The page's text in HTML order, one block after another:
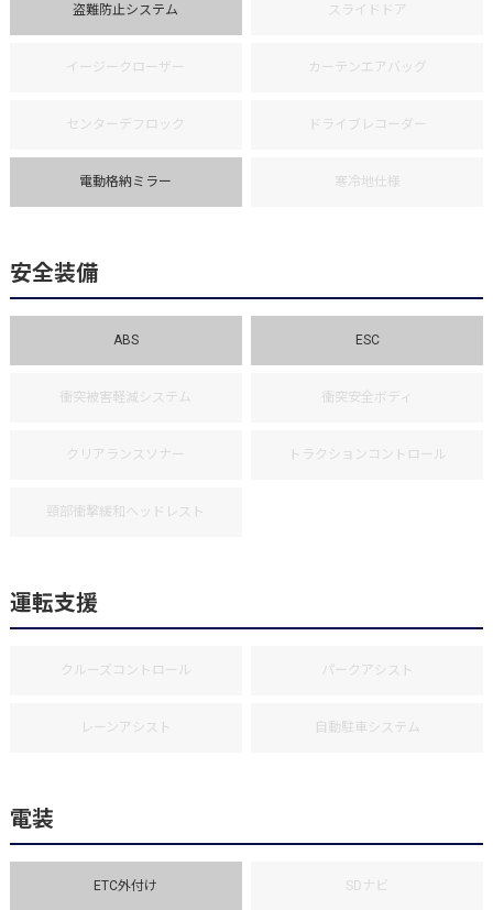
盗難防止システム スライドドア
イージークローザー カーテンエアバッグ
センターデフロック ドライブレコーダー
電動格納ミラー 寒冷地仕様
安全装備
ABS ESC
衝突被害軽減システム 衝突安全ボディ
クリアランスソナー トラクションコントロール
頸部衝撃緩和ヘッドレスト
運転支援
クルーズコントロール パークアシスト
レーンアシスト 自動駐車システム
電装
ETC外付け SDナビ